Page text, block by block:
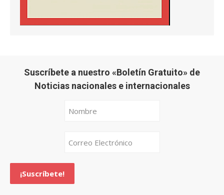
Suscríbete a nuestro «Boletín Gratuito» de
Noticias nacionales e internacionales